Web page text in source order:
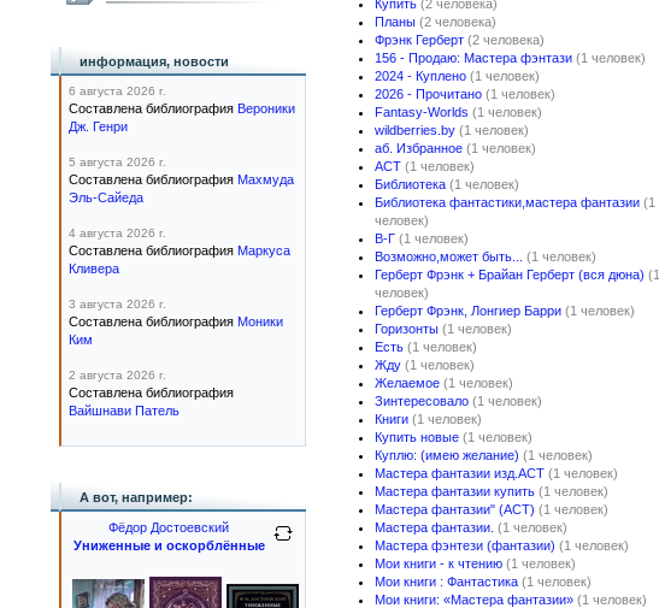
Купить (2 человека)
Планы (2 человека)
Фрэнк Герберт (2 человека)
156 - Продаю: Мастера фэнтази (1 человек)
2024 - Куплено (1 человек)
2026 - Прочитано (1 человек)
Fantasy-Worlds (1 человек)
wildberries.by (1 человек)
аб. Избранное (1 человек)
АСТ (1 человек)
Библиотека (1 человек)
Библиотека фантастики,мастера фантазии (1
человек)
В-Г (1 человек)
Возможно,может быть...
(1 человек)
Герберт Фрэнк + Брайан Герберт (вся дюна) (1
человек)
Герберт Фрэнк, Лонгиер Барри (1 человек)
Горизонты (1 человек)
Есть (1 человек)
Жду (1 человек)
Желаемое (1 человек)
Зинтересовало (1 человек)
Книги (1 человек)
Купить новые (1 человек)
Куплю: (имею желание) (1 человек)
Мастера фантазии изд.АСТ (1 человек)
Мастера фантазии купить (1 человек)
Мастера фантазии" (АСТ) (1 человек)
Мастера фантазии. (1 человек)
Мастера фэнтези (фантазии) (1 человек)
Мои книги - к чтению (1 человек)
Мои книги : Фантастика (1 человек)
Мои книги: «Мастера фантазии» (1 человек)
информация, новости
6 августа 2026 г.
Составлена библиография Вероники
Дж. Генри
5 августа 2026 г.
Составлена библиография Махмуда
Эль-Сайеда
4 августа 2026 г.
Составлена библиография Маркуса
Кливера
3 августа 2026 г.
Составлена библиография Моники
Ким
2 августа 2026 г.
Составлена библиография
Вайшнави Патель
А вот, например:
Фёдор Достоевский
Униженные и оскорблённые